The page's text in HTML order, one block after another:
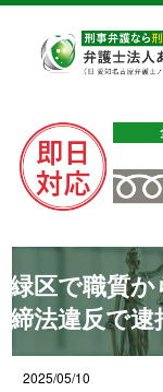
緑区で職質
締法違反で逮
2025/05/10